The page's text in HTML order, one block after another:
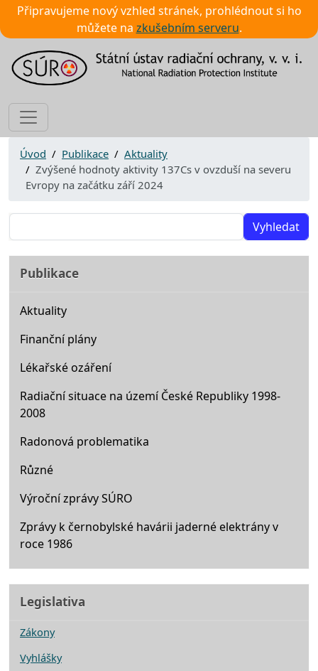
Připravujeme nový vzhled stránek, prohlédnout si ho
můžete na zkušebním serveru.
Úvod Publikace
Aktuality
Zvýšené hodnoty aktivity 137Cs v ovzduší na severu
Evropy na začátku září 2024
Vyhledat
Publikace
Aktuality
Finanční plány
Lékařské ozáření
Radiační situace na území České Republiky 1998-
2008
Radonová problematika
Různé
Výroční zprávy SÚRO
Zprávy k černobylské havárii jaderné elektrány v
roce 1986
Legislativa
Zákony
Vyhlášky